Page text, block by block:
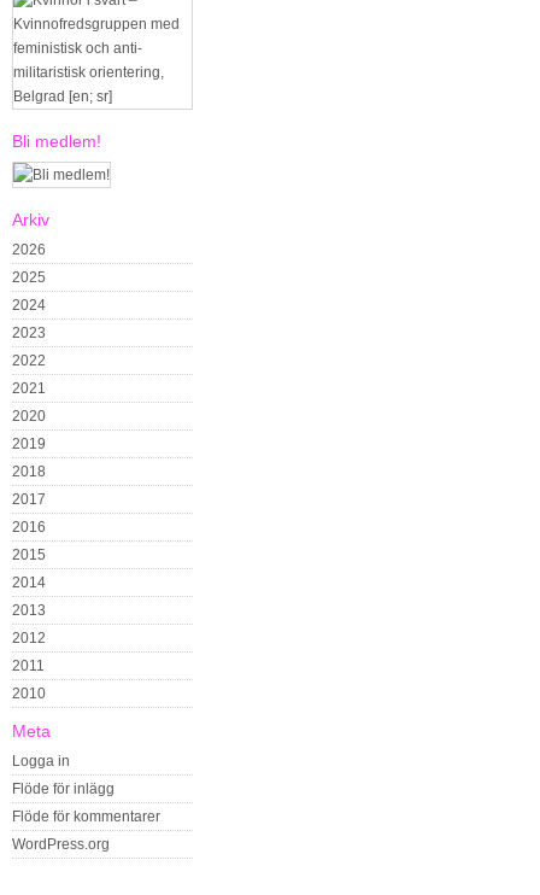
Bli medlem!
Arkiv
2026
2025
2024
2023
2022
2021
2020
2019
2018
2017
2016
2015
2014
2013
2012
2011
2010
Meta
Logga in
Flöde för inlägg
Flöde för kommentarer
WordPress.org